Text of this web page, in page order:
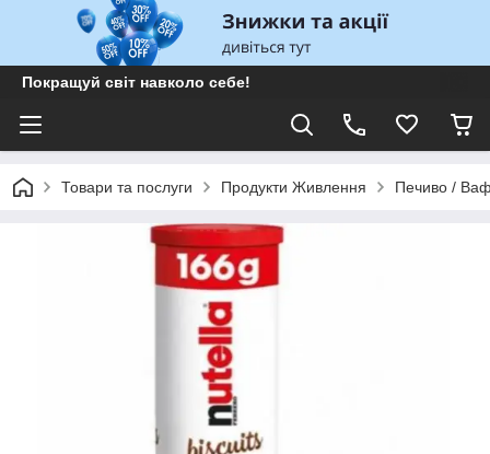
Покращуй світ навколо себе!
Товари та послуги Продукти Живлення Печиво /